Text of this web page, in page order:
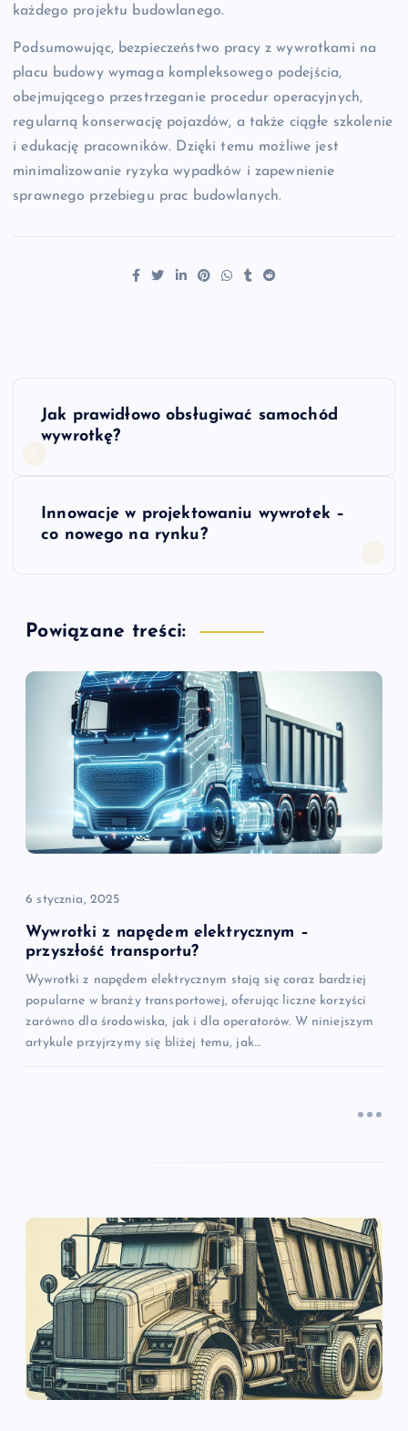
każdego projektu budowlanego.
Podsumowując, bezpieczeństwo pracy z wywrotkami na
placu budowy wymaga kompleksowego podejścia,
obejmującego przestrzeganie procedur operacyjnych,
regularną konserwację pojazdów, a także ciągłe szkolenie
i edukację pracowników. Dzięki temu możliwe jest
minimalizowanie ryzyka wypadków i zapewnienie
sprawnego przebiegu prac budowlanych.
N
a
c
p
s
u
Jak prawidłowo obsługiwać samochód
wywrotkę?
Innowacje w projektowaniu wywrotek –
co nowego na rynku?
Powiązane treści:
6 stycznia, 2025
Wywrotki z napędem elektrycznym –
przyszłość transportu?
Wywrotki z napędem elektrycznym stają się coraz bardziej
popularne w branży transportowej, oferując liczne korzyści
zarówno dla środowiska, jak i dla operatorów. W niniejszym
artykule przyjrzymy się bliżej temu, jak…